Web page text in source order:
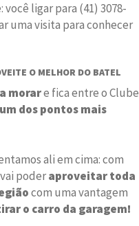
ligar para (41) 3078-
uma visita para conhecer
O MELHOR DO BATEL
morare fica entre o Clube
um dos pontos mais
ali em cima: com
poderaproveitar toda
com uma vantagem
o carro da garagem!